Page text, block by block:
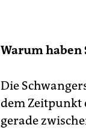
Warum haben
Die
dem Zeitpunkt
gerade